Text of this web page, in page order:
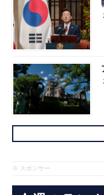
※ スポンサー